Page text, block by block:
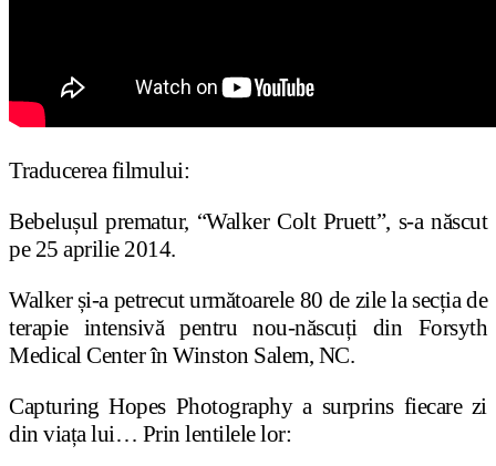
Traducerea filmului:
Bebelușul prematur, “Walker Colt Pruett”, s-a născut
pe 25 aprilie 2014.
Walker și-a petrecut următoarele 80 de zile la secția de
terapie intensivă pentru nou-născuți din Forsyth
Medical Center în Winston Salem, NC.
Capturing Hopes Photography a surprins fiecare zi
din viața lui… Prin lentilele lor: